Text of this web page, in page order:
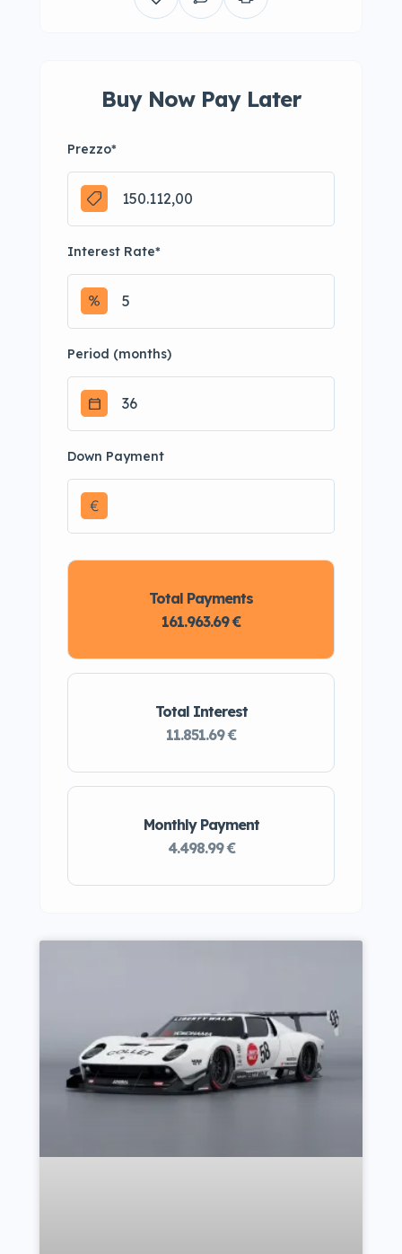
Buy Now Pay Later
Prezzo*
Interest Rate*
Period (months)
Down Payment
€
Monthly Payment
4.498.99 €
Total Interest
11.851.69 €
Total Payments
161.963.69 €